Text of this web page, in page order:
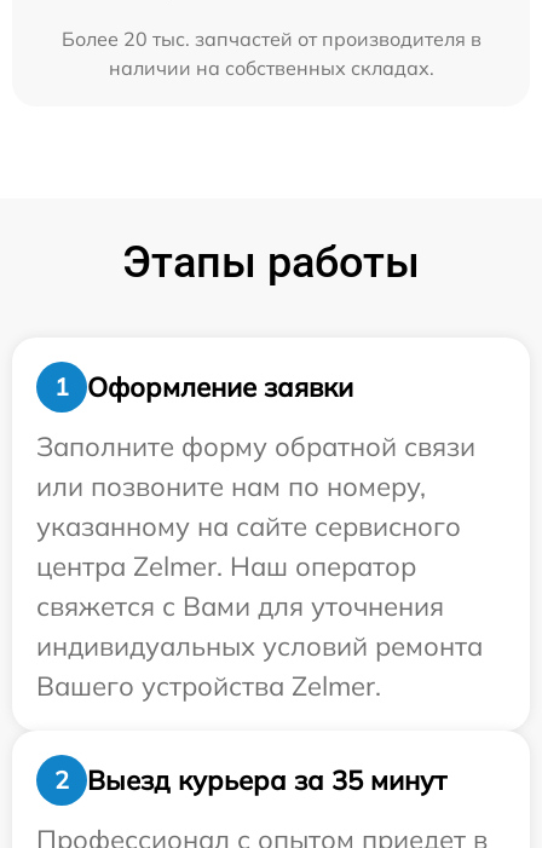
Более 20 тыс. запчастей от производителя в
наличии на собственных складах.
Этапы работы
1
Оформление заявки
Заполните форму обратной связи
или позвоните нам по номеру,
указанному на сайте сервисного
центра Zelmer. Наш оператор
свяжется с Вами для уточнения
индивидуальных условий ремонта
Вашего устройства Zelmer.
2
Выезд курьера за 35 минут
Профессионал с опытом приедет в